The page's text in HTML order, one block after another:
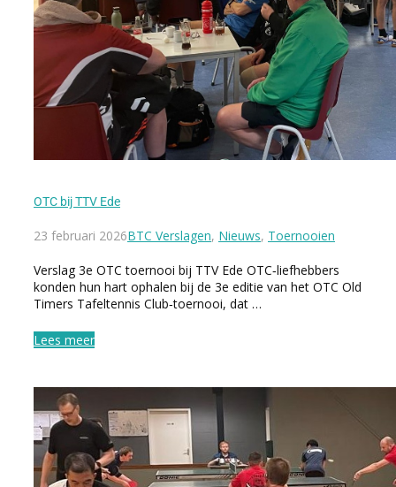
OTC bij TTV Ede
23 februari 2026BTC Verslagen, Nieuws, Toernooien
Verslag 3e OTC toernooi bij TTV Ede OTC‑liefhebbers
konden hun hart ophalen bij de 3e editie van het OTC Old
Timers Tafeltennis Club‑toernooi, dat …
Lees meer